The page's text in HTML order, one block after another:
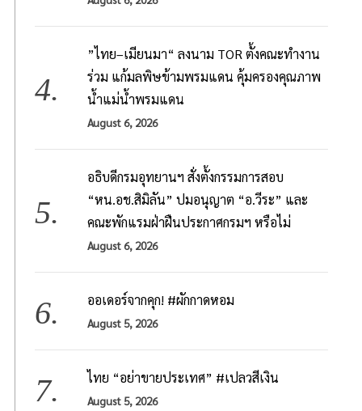
”ไทย–เมียนมา“ ลงนาม TOR ตั้งคณะทำงาน
ร่วม แก้มลพิษข้ามพรมแดน คุ้มครองคุณภาพ
น้ำแม่น้ำพรมแดน
August 6, 2026
อธิบดีกรมอุทยานฯ​ สั่งตั้งกรรมการสอบ
“หน.อช.สิมิลัน” ปมอนุญาต “อ.วีระ” และ
คณะพักแรมฝ่าฝืนประกาศกรมฯ หรือไม่
August 6, 2026
ออเดอร์จากคุก! #ผักกาดหอม
August 5, 2026
ไทย “อย่าขายประเทศ” #เปลวสีเงิน
August 5, 2026
a